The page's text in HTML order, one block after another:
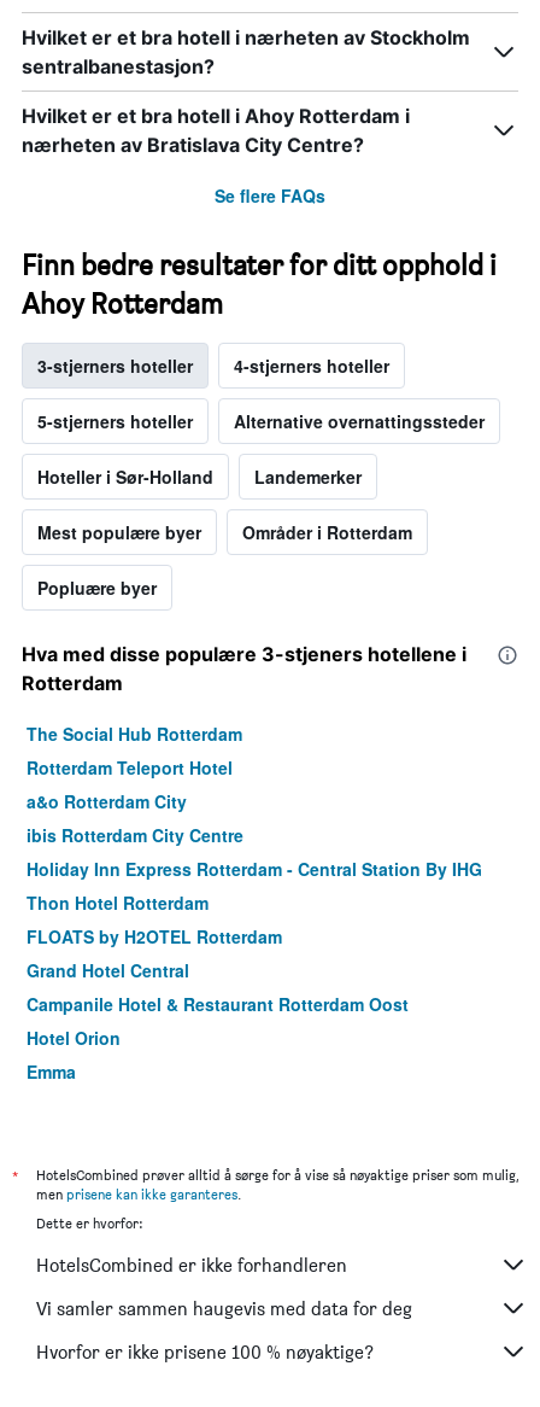
Hvilket er et bra hotell i nærheten av Stockholm
sentralbanestasjon?
Hvilket er et bra hotell i Ahoy Rotterdam i
nærheten av Bratislava City Centre?
Se flere FAQs
Finn bedre resultater for ditt opphold i
Ahoy Rotterdam
3-stjerners hoteller 4-stjerners hoteller
5-stjerners hoteller Alternative overnattingssteder
Hoteller i Sør-Holland Landemerker
Mest populære byer Områder i Rotterdam
Popluære byer
Hva med disse populære 3-stjeners hotellene i
Rotterdam
The Social Hub Rotterdam
Rotterdam Teleport Hotel
a&o Rotterdam City
ibis Rotterdam City Centre
Holiday Inn Express Rotterdam - Central Station By IHG
Thon Hotel Rotterdam
FLOATS by H2OTEL Rotterdam
Grand Hotel Central
Campanile Hotel & Restaurant Rotterdam Oost
Hotel Orion
Emma
*
HotelsCombined prøver alltid å sørge for å vise så nøyaktige priser som mulig,
men prisene kan ikke garanteres.
Dette er hvorfor:
HotelsCombined er ikke forhandleren
Vi samler sammen haugevis med data for deg
Hvorfor er ikke prisene 100 % nøyaktige?